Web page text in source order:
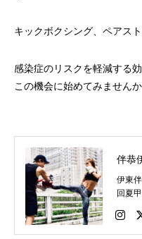
キックボクシング、ペアス
感染症のリスクを軽減する
この機会に始めてみませんか
伴恭
伊東
回夏
パー
WMC